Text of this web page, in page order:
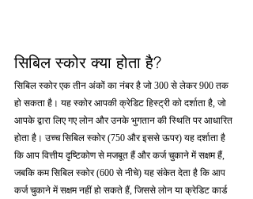
सिबिल स्कोर क्या होता है?
सिबिल स्कोर एक तीन अंकों का नंबर है जो 300 से लेकर 900 तक
हो सकता है। यह स्कोर आपकी क्रेडिट हिस्ट्री को दर्शाता है, जो
आपके द्वारा लिए गए लोन और उनके भुगतान की स्थिति पर आधारित
होता है। उच्च सिबिल स्कोर (750 और इससे ऊपर) यह दर्शाता है
कि आप वित्तीय दृष्टिकोण से मजबूत हैं और कर्ज चुकाने में सक्षम हैं,
जबकि कम सिबिल स्कोर (600 से नीचे) यह संकेत देता है कि आप
कर्ज चुकाने में सक्षम नहीं हो सकते हैं, जिससे लोन या क्रेडिट कार्ड